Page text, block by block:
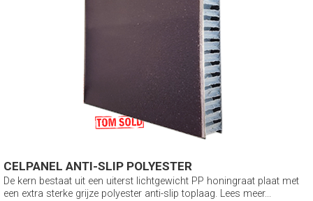
CELPANEL ANTI-SLIP POLYESTER
De kern bestaat uit een uiterst lichtgewicht PP honingraat plaat met
een extra sterke grijze polyester anti-slip toplaag. Lees meer...